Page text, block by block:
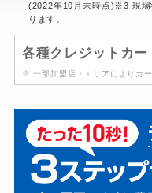
(2022年10月末時点)※3 現場
ります。
各種クレジットカー
※ 一部加盟店・エリアによりカ